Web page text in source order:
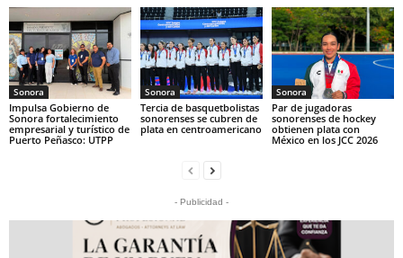
Sonora
Impulsa Gobierno de
Sonora fortalecimiento
empresarial y turístico de
Puerto Peñasco: UTPP
Sonora
Tercia de basquetbolistas
sonorenses se cubren de
plata en centroamericano
Sonora
Par de jugadoras
sonorenses de hockey
obtienen plata con
México en los JCC 2026
- Publicidad -